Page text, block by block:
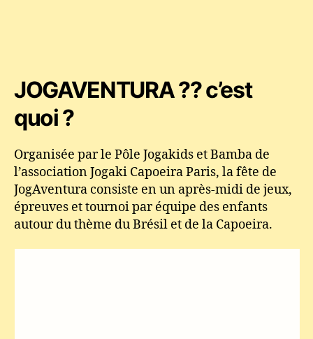
JOGAVENTURA ?? c’est
quoi ?
Organisée par le Pôle Jogakids et Bamba de
l’association Jogaki Capoeira Paris, la fête de
JogAventura consiste en un après-midi de jeux,
épreuves et tournoi par équipe des enfants
autour du thème du Brésil et de la Capoeira.